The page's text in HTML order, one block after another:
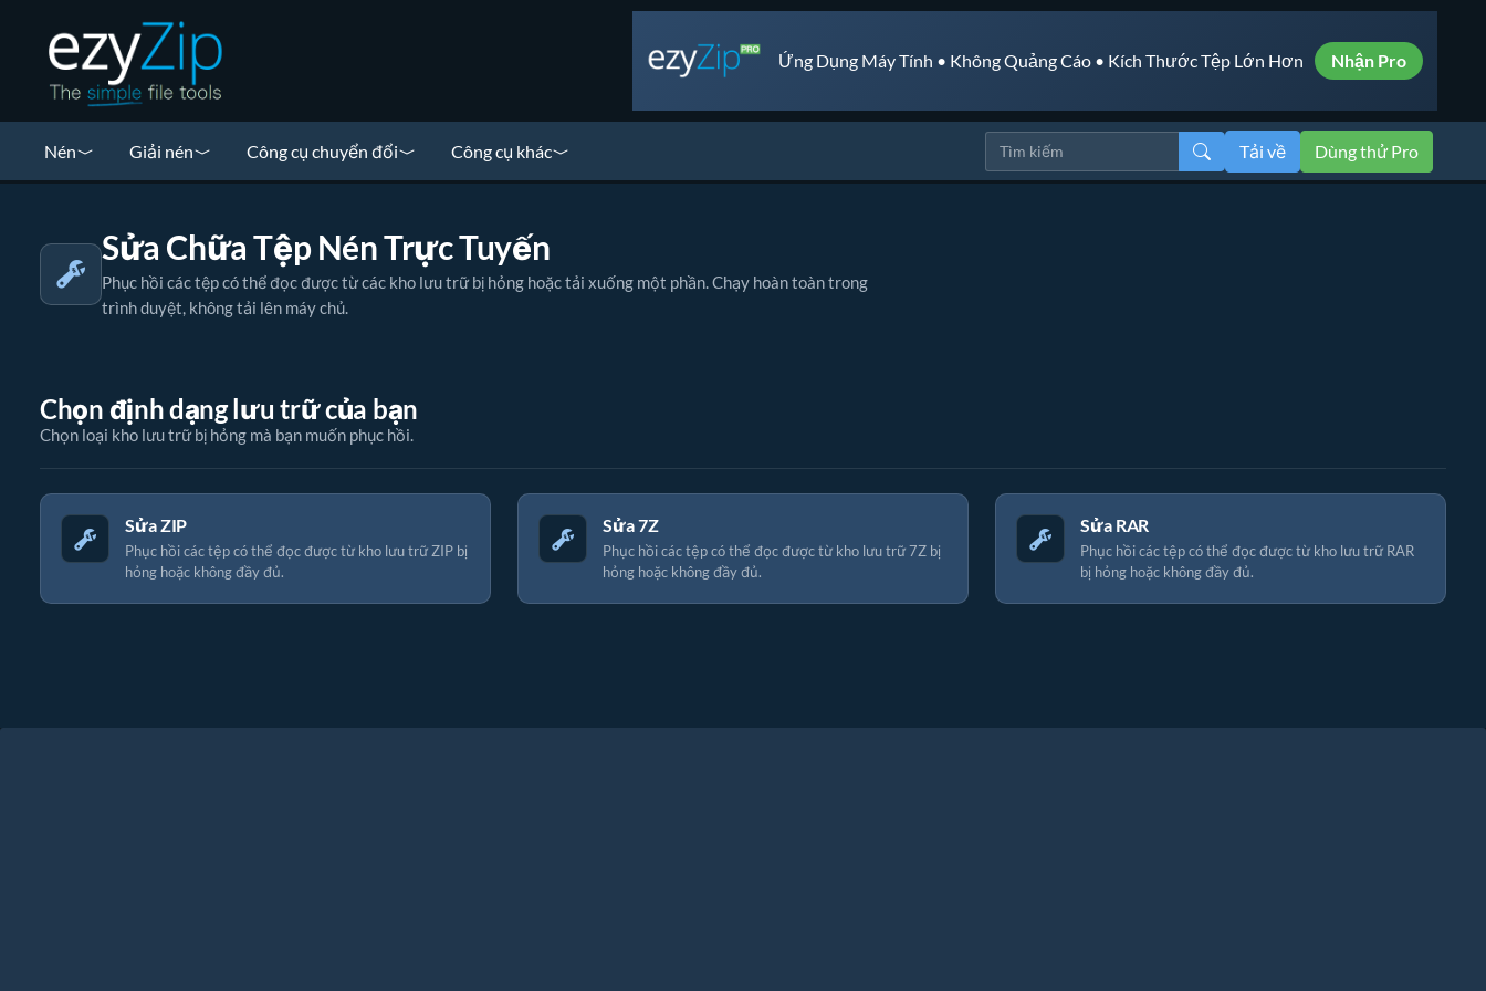
Ứng Dụng Máy Tính • Không Quảng Cáo • Kích Thước Tệp Lớn Hơn Nhận Pro
Nén Giải nén Công cụ chuyển đổi Công cụ khác Tải về Dùng thử Pro
Sửa Chữa Tệp Nén Trực Tuyến
Phục hồi các tệp có thể đọc được từ các kho lưu trữ bị hỏng hoặc tải xuống một phần. Chạy hoàn toàn trong
trình duyệt, không tải lên máy chủ.
Chọn định dạng lưu trữ của bạn
Chọn loại kho lưu trữ bị hỏng mà bạn muốn phục hồi.
Sửa ZIP
Phục hồi các tệp có thể đọc được từ kho lưu trữ ZIP bị
hỏng hoặc không đầy đủ.
Sửa 7Z
Phục hồi các tệp có thể đọc được từ kho lưu trữ 7Z bị
hỏng hoặc không đầy đủ.
Sửa RAR
Phục hồi các tệp có thể đọc được từ kho lưu trữ RAR
bị hỏng hoặc không đầy đủ.